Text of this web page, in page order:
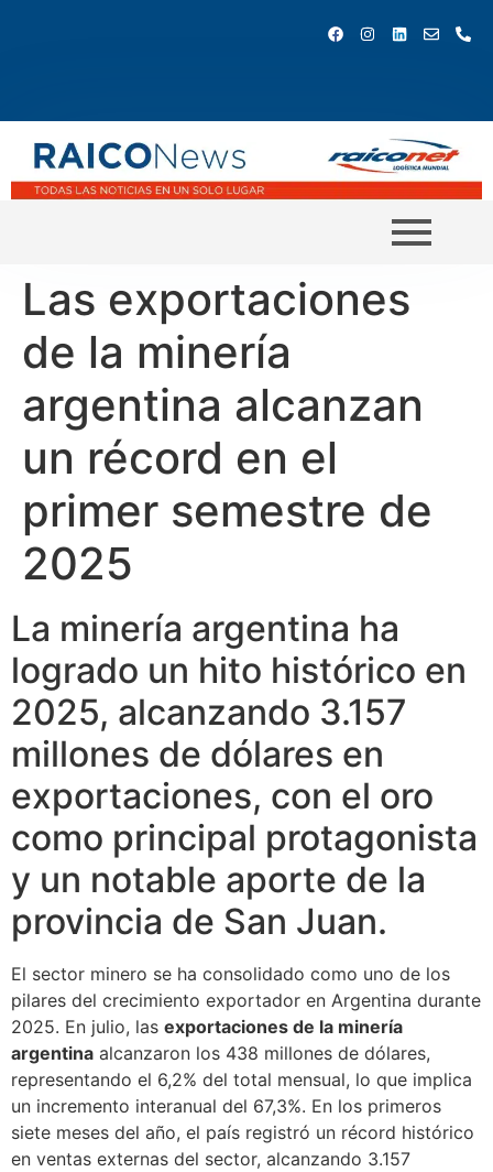
Las exportaciones
de la minería
argentina alcanzan
un récord en el
primer semestre de
2025
La minería argentina ha
logrado un hito histórico en
2025, alcanzando 3.157
millones de dólares en
exportaciones, con el oro
como principal protagonista
y un notable aporte de la
provincia de San Juan.
El sector minero se ha consolidado como uno de los
pilares del crecimiento exportador en Argentina durante
2025. En julio, las exportaciones de la minería
argentina alcanzaron los 438 millones de dólares,
representando el 6,2% del total mensual, lo que implica
un incremento interanual del 67,3%. En los primeros
siete meses del año, el país registró un récord histórico
en ventas externas del sector, alcanzando 3.157